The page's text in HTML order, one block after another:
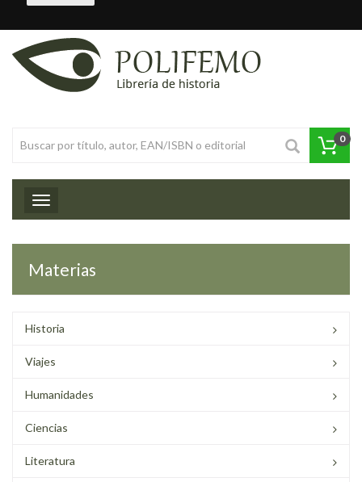
0
Toggle navigation
Materias
Historia
Viajes
Humanidades
Ciencias
Literatura